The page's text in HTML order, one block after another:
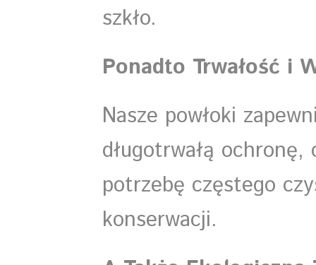
szkło.
Ponadto Trwałość i
Nasze powłoki
długotrwałą ochronę,
potrzebę częstego
konserwacji.